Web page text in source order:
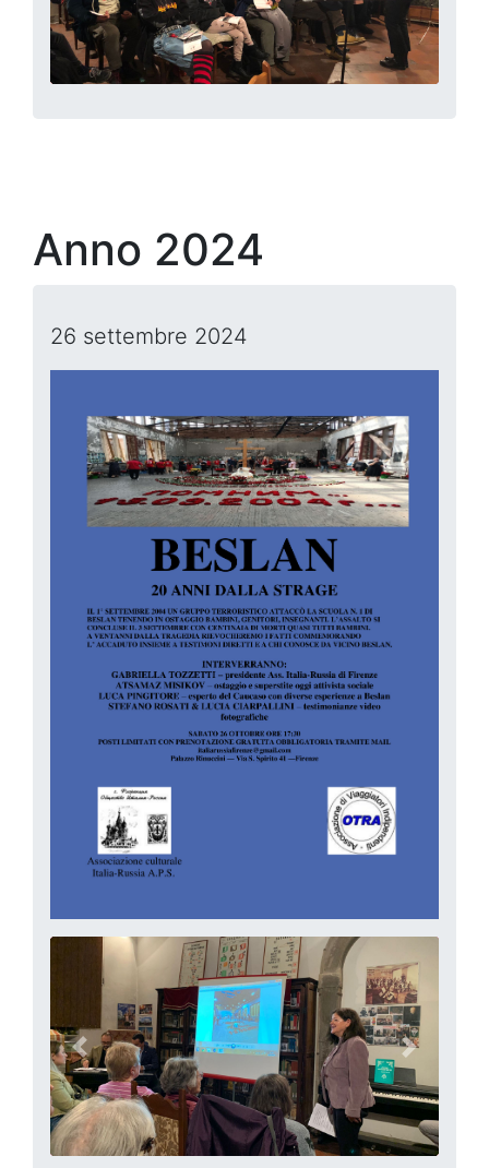
Anno 2024
26 settembre 2024
precedente